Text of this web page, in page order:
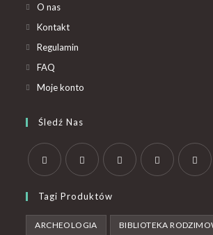
O nas
Kontakt
Regulamin
FAQ
Moje konto
Śledź Nas
Tagi Produktów
ARCHEOLOGIA BIBLIOTEKA